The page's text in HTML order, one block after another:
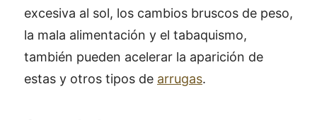
excesiva al sol, los cambios bruscos de peso,
la mala alimentación y el tabaquismo,
también pueden acelerar la aparición de
estas y otros tipos de arrugas.